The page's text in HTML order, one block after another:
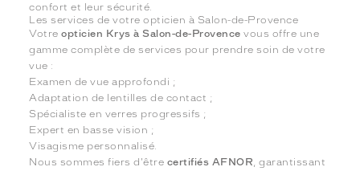
confort et leur sécurité.
Les services de votre opticien à Salon-de-Provence
Votreopticien Krys à Salon-de-Provence vous offre une
gamme complète de services pour prendre soin de votre
vue :
Examen de vue approfondi ;
Adaptation de lentilles de contact ;
Spécialiste en verres progressifs ;
Expert en basse vision ;
Visagisme personnalisé.
Nous sommes fiers d'être certifiés AFNOR , garantissant